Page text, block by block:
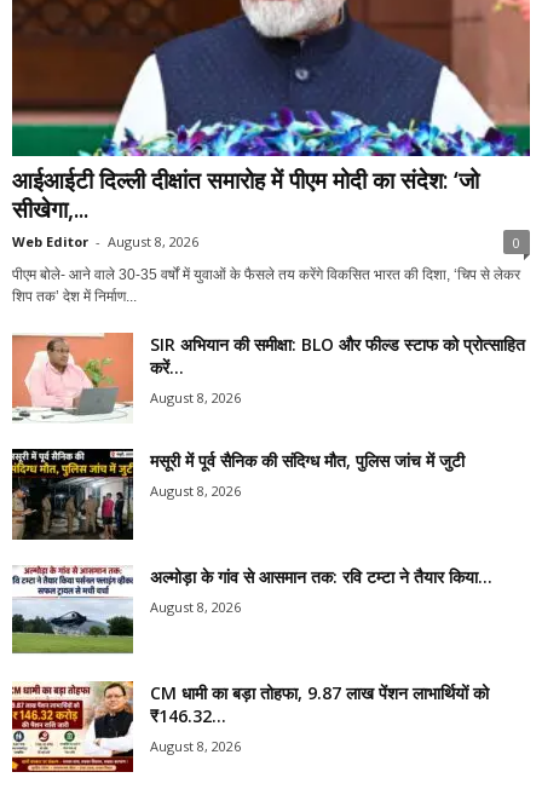
आईआईटी दिल्ली दीक्षांत समारोह में पीएम मोदी का संदेश: ‘जो
सीखेगा,...
Web Editor - August 8, 2026 0
पीएम बोले- आने वाले 30-35 वर्षों में युवाओं के फैसले तय करेंगे विकसित भारत की दिशा, ‘चिप से लेकर
शिप तक’ देश में निर्माण...
SIR अभियान की समीक्षा: BLO और फील्ड स्टाफ को प्रोत्साहित
करें...
August 8, 2026
मसूरी में पूर्व सैनिक की संदिग्ध मौत, पुलिस जांच में जुटी
August 8, 2026
अल्मोड़ा के गांव से आसमान तक: रवि टम्टा ने तैयार किया...
August 8, 2026
CM धामी का बड़ा तोहफा, 9.87 लाख पेंशन लाभार्थियों को
₹146.32...
August 8, 2026